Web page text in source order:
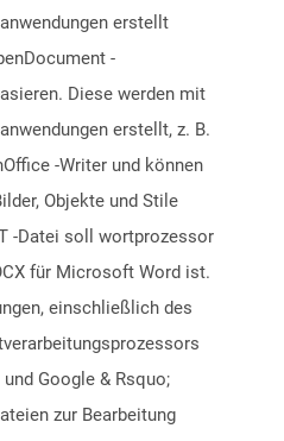
erstellt
-
Diese werden mit
erstellt, z. B.
-Writer und können
Objekte und Stile
-Datei soll wortprozessor
für Microsoft Word ist.
einschließlich des
Google & Rsquo;
zur Bearbeitung